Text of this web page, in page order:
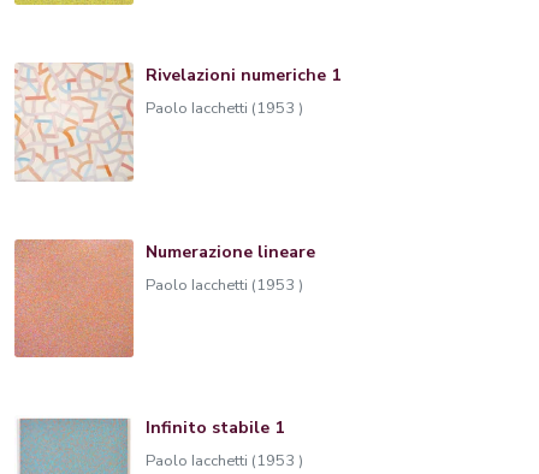
Rivelazioni numeriche 1
Paolo Iacchetti (1953 )
Numerazione lineare
Paolo Iacchetti (1953 )
Infinito stabile 1
Paolo Iacchetti (1953 )